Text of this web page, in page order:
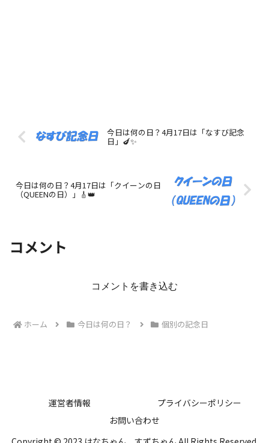
今日は何の日？4月17日は「なすび記念
日」🍆✨
今日は何の日？4月17日は「クイーンの日
（QUEENの日）」🎸👑
コメント
コメントを書き込む
ホーム 今日は何の日？ 個別の記念日
運営者情報
プライバシーポリシー
お問い合わせ